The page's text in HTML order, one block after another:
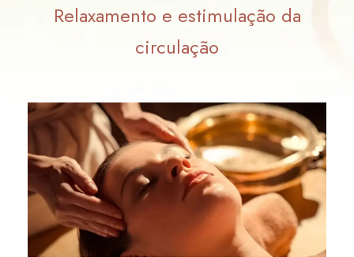
Relaxamento e estimulação da
circulação